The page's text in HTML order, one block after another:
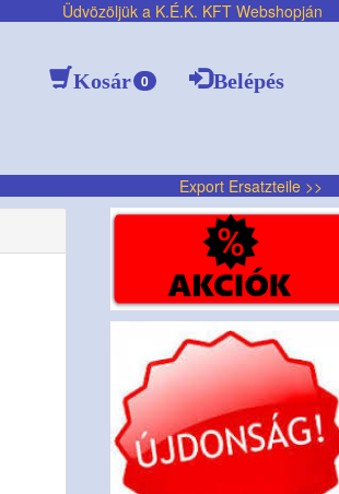
Üdvözöljük a K.É.K. KFT Webshopján
0
Kosár Belépés
Export Ersatzteile >>